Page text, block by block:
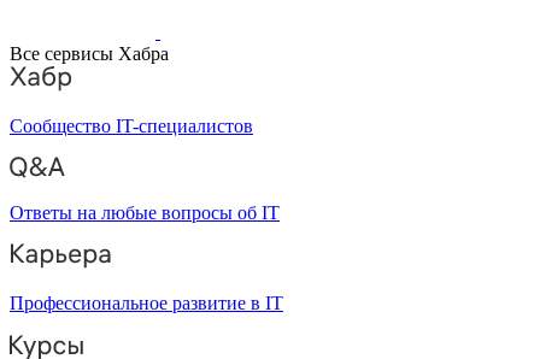
Все сервисы Хабра
Сообщество IT-специалистов
Ответы на любые вопросы об IT
Профессиональное развитие в IT